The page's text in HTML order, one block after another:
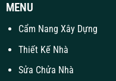
MENU
Cẩm Nang Xây Dựng
Thiết Kế Nhà
Sửa Chửa Nhà